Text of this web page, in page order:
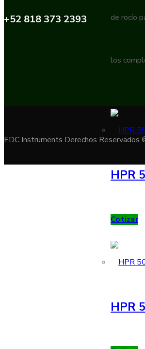
de rocío
los
HPR
Cotizar
HPR
+52 818 373 2393
EDC Instruments Derechos